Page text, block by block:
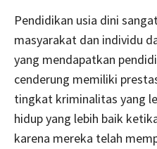
Pendidikan usia dini
masyarakat dan individu
yang mendapatkan
cenderung memiliki
tingkat kriminalitas yang
hidup yang lebih baik
karena mereka telah